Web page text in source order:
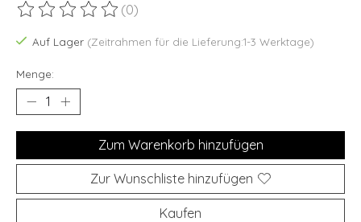
Die Bewertung dieses Produkts ist
(0)
Auf Lager (Zeitrahmen für die Lieferung:1-3 Werktage)
Menge:
Zum Warenkorb hinzufügen
Zur Wunschliste hinzufügen
Kaufen